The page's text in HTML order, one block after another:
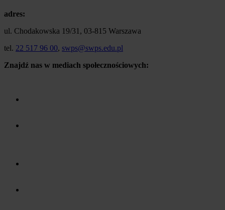
adres:
ul. Chodakowska 19/31, 03-815 Warszawa
tel. 22 517 96 00, swps@swps.edu.pl
Znajdź nas w mediach społecznościowych: